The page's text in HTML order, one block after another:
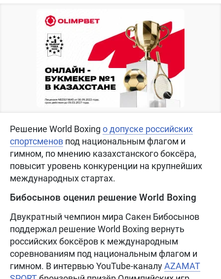
Решение World Boxing о допуске российских
спортсменов под национальным флагом и
гимном, по мнению казахстанского боксёра,
повысит уровень конкуренции на крупнейших
международных стартах.
Бибосынов оценил решение World Boxing
Двукратный чемпион мира Сакен Бибосынов
поддержал решение World Boxing вернуть
российских боксёров к международным
соревнованиям под национальным флагом и
гимном. В интервью YouTube-каналуAZAMAT